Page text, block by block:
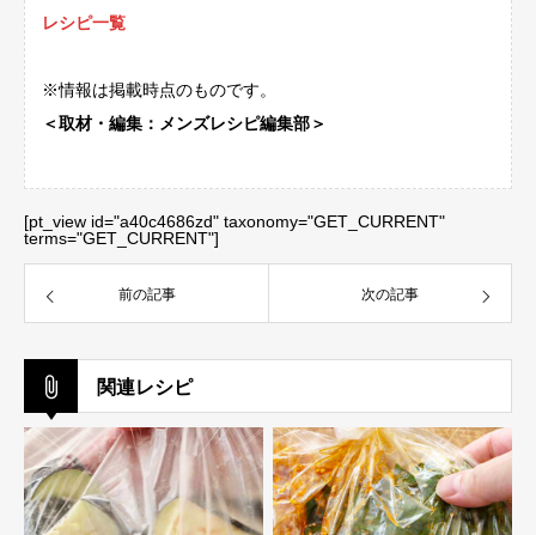
レシピ一覧
※情報は掲載時点のものです。
＜取材・編集：メンズレシピ編集部＞
[pt_view id="a40c4686zd" taxonomy="GET_CURRENT"
terms="GET_CURRENT"]
前の記事 次の記事
関連レシピ